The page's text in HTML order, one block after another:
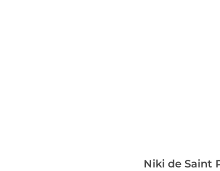
Niki de Saint